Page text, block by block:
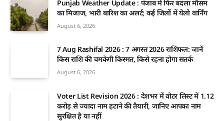
Punjab Weather Update : पंजाब में फिर बदला मौसम
का मिजाज, भारी बारिश का अलर्ट; कई जिलों में येलो वार्निंग
August 6, 2026
7 Aug Rashifal 2026 : 7 अगस्त 2026 राशिफल: जानें
किस राशि की चमकेगी किस्मत, किसे रहना होगा सतर्क
August 6, 2026
Voter List Revision 2026 : देशभर में वोटर लिस्ट में 1.12
करोड़ से ज्यादा नाम हटाने की तैयारी, जानिए आपका नाम
सुरक्षित है या नहीं